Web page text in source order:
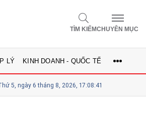
TÌM KIẾMCHUYÊN MỤC
LÝ KINH DOANH - QUỐC TẾ
- Ủy viên Hội đồng Tổng biên tập Lê
5, ngày 6 tháng 8, 2026, 17:08:42